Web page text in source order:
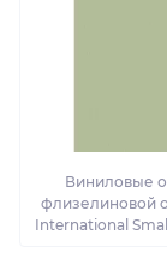
Виниловые
флизелиновой
International